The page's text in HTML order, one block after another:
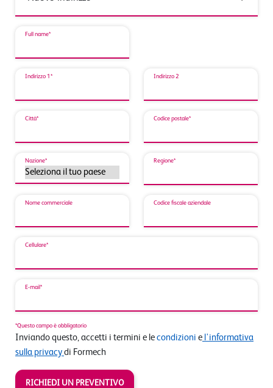
Full name*
Indirizzo 1* Indirizzo 2
Città* Codice postale*
Nazione* Regione*
Nome commerciale Codice fiscale aziendale
Cellulare*
E-mail*
*Questo campo è obbligatorio
Inviando questo, accetti i termini e le condizioni e l'informativa
sulla privacy di Formech
RICHIEDI UN PREVENTIVO